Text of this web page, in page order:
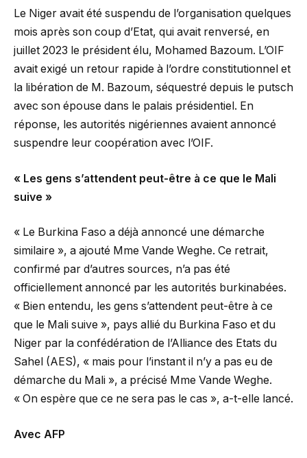
Le Niger avait été suspendu de l’organisation quelques
mois après son coup d’Etat, qui avait renversé, en
juillet 2023 le président élu, Mohamed Bazoum. L’OIF
avait exigé un retour rapide à l’ordre constitutionnel et
la libération de M. Bazoum, séquestré depuis le putsch
avec son épouse dans le palais présidentiel. En
réponse, les autorités nigériennes avaient annoncé
suspendre leur coopération avec l’OIF.
« Les gens s’attendent peut-être à ce que le Mali
suive »
« Le Burkina Faso a déjà annoncé une démarche
similaire », a ajouté Mme Vande Weghe. Ce retrait,
confirmé par d’autres sources, n’a pas été
officiellement annoncé par les autorités burkinabées.
« Bien entendu, les gens s’attendent peut-être à ce
que le Mali suive », pays allié du Burkina Faso et du
Niger par la confédération de l’Alliance des Etats du
Sahel (AES), « mais pour l’instant il n’y a pas eu de
démarche du Mali », a précisé Mme Vande Weghe.
« On espère que ce ne sera pas le cas », a-t-elle lancé.
Avec AFP